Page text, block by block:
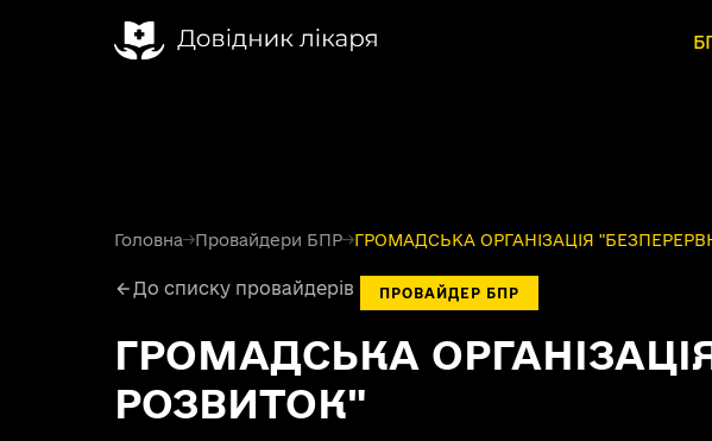
Головна→Провайдери БПР→ГРОМАДСЬКА ОРГАНІЗАЦІЯ
До списку провайдерів ПРОВАЙДЕР БПР
ГРОМАДСЬКА
РОЗВИТОК"